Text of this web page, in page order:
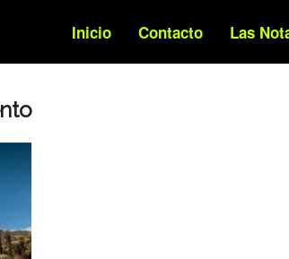
Inicio Contacto Las